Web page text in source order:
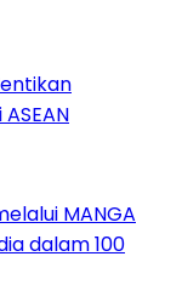
MANGA
dalam 100